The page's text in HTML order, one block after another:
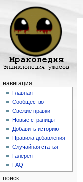
навигация
Главная
Сообщество
Свежие правки
Новые страницы
Добавить историю
Правила добавления
Случайная статья
Галерея
FAQ
поиск